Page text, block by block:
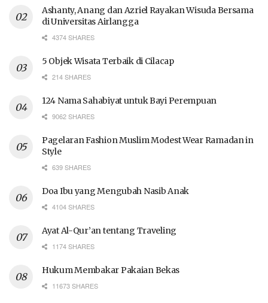
Ashanty, Anang dan Azriel Rayakan Wisuda Bersama
di Universitas Airlangga
4374 SHARES
5 Objek Wisata Terbaik di Cilacap
214 SHARES
124 Nama Sahabiyat untuk Bayi Perempuan
9062 SHARES
Pagelaran Fashion Muslim Modest Wear Ramadan in
Style
639 SHARES
Doa Ibu yang Mengubah Nasib Anak
4104 SHARES
Ayat Al-Qur’an tentang Traveling
1174 SHARES
Hukum Membakar Pakaian Bekas
11673 SHARES